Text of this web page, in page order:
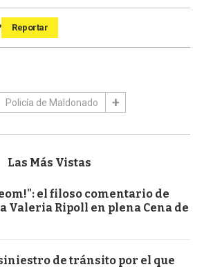
Reportar
Policía de Maldonado
Las Más Vistas
el filoso comentario de
Valeria Ripoll en plena Cena de
de tránsito por el que